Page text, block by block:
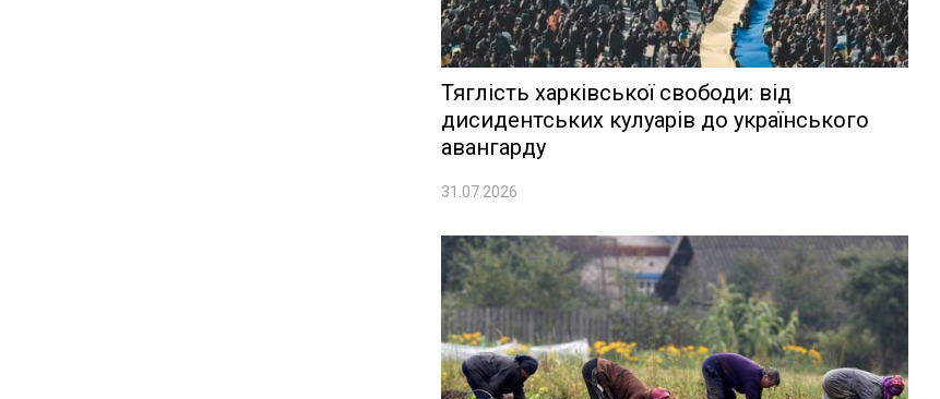
Тяглість харківської свободи: від
дисидентських кулуарів до українського
авангарду
31.07.2026